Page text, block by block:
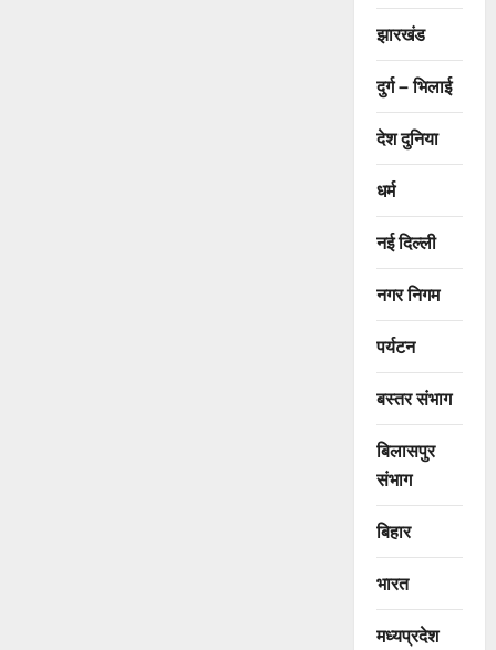
झारखंड
दुर्ग – भिलाई
देश दुनिया
धर्म
नई दिल्ली
नगर निगम
पर्यटन
बस्तर संभाग
बिलासपुर
संभाग
बिहार
भारत
मध्यप्रदेश